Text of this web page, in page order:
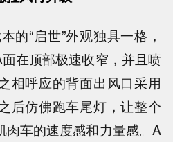
的“启世”外观独具一格，
在顶部极速收窄，并且喷
相呼应的背面出风口采用
后仿佛跑车尾灯，让整个
肉车的速度感和力量感。A